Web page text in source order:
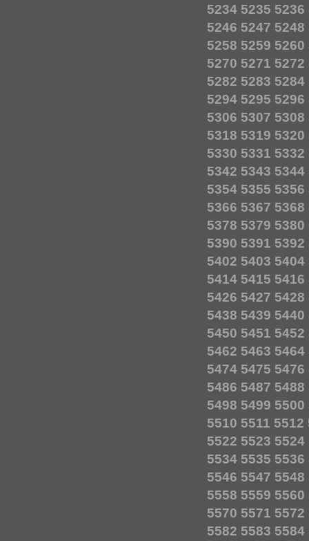
5234 5235 5236
5246 5247 5248
5258 5259 5260
5270 5271 5272
5282 5283 5284
5294 5295 5296
5306 5307 5308
5318 5319 5320
5330 5331 5332
5342 5343 5344
5354 5355 5356
5366 5367 5368
5378 5379 5380
5390 5391 5392
5402 5403 5404
5414 5415 5416
5426 5427 5428
5438 5439 5440
5450 5451 5452
5462 5463 5464
5474 5475 5476
5486 5487 5488
5498 5499 5500
5510 5511 5512
5522 5523 5524
5534 5535 5536
5546 5547 5548
5558 5559 5560
5570 5571 5572
5582 5583 5584